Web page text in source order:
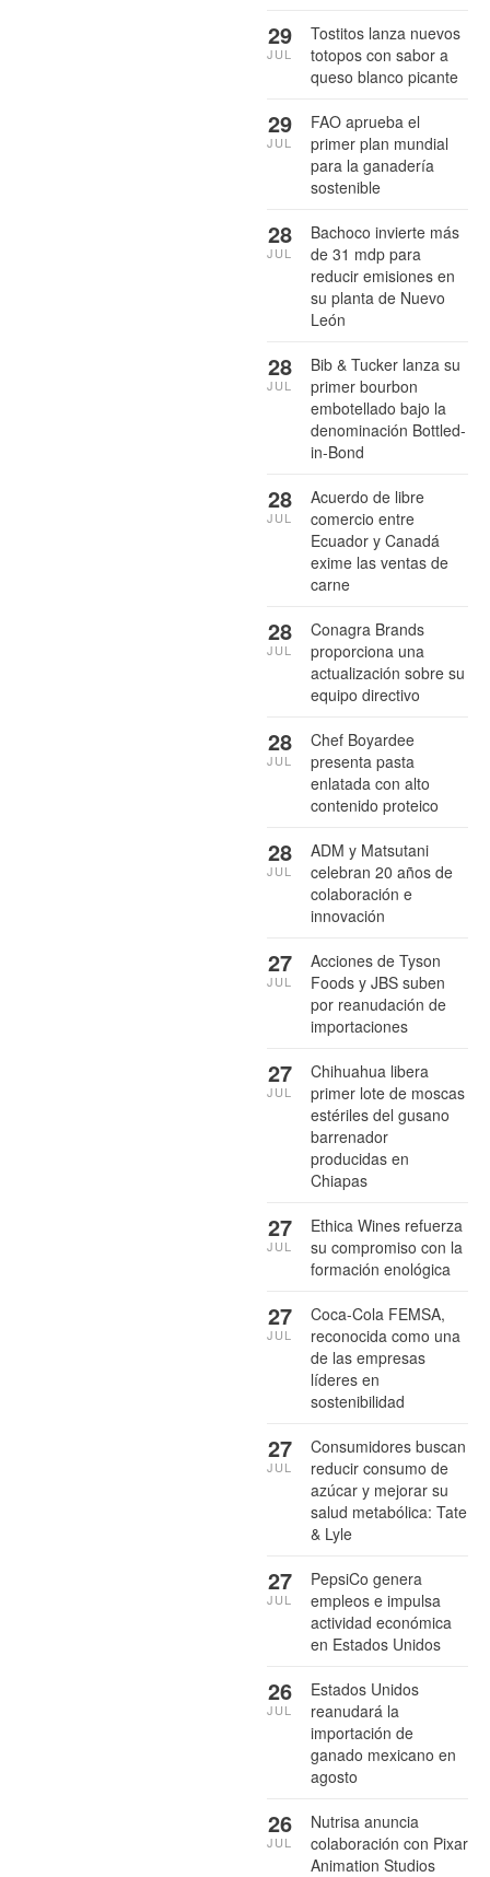
Tostitos lanza nuevos
totopos con sabor a
queso blanco picante
29
JUL
FAO aprueba el
primer plan mundial
para la ganadería
sostenible
29
JUL
Bachoco invierte más
de 31 mdp para
reducir emisiones en
su planta de Nuevo
León
28
JUL
Bib & Tucker lanza su
primer bourbon
embotellado bajo la
denominación Bottled-
in-Bond
28
JUL
Acuerdo de libre
comercio entre
Ecuador y Canadá
exime las ventas de
carne
28
JUL
Conagra Brands
proporciona una
actualización sobre su
equipo directivo
28
JUL
Chef Boyardee
presenta pasta
enlatada con alto
contenido proteico
28
JUL
ADM y Matsutani
celebran 20 años de
colaboración e
innovación
28
JUL
Acciones de Tyson
Foods y JBS suben
por reanudación de
importaciones
27
JUL
Chihuahua libera
primer lote de moscas
estériles del gusano
barrenador
producidas en
Chiapas
27
JUL
Ethica Wines refuerza
su compromiso con la
formación enológica
27
JUL
Coca-Cola FEMSA,
reconocida como una
de las empresas
líderes en
sostenibilidad
27
JUL
Consumidores buscan
reducir consumo de
azúcar y mejorar su
salud metabólica: Tate
& Lyle
27
JUL
PepsiCo genera
empleos e impulsa
actividad económica
en Estados Unidos
27
JUL
Estados Unidos
reanudará la
importación de
ganado mexicano en
agosto
26
JUL
Nutrisa anuncia
colaboración con Pixar
Animation Studios
26
JUL